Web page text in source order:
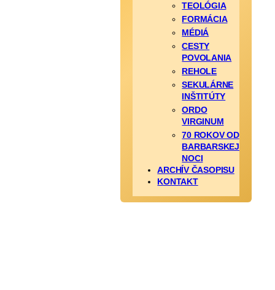
TEOLÓGIA
FORMÁCIA
MÉDIÁ
CESTY
POVOLANIA
REHOLE
SEKULÁRNE
INŠTITÚTY
ORDO
VIRGINUM
70 ROKOV OD
BARBARSKEJ
NOCI
ARCHÍV ČASOPISU
KONTAKT